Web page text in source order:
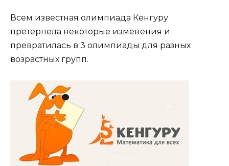
Всем известная олимпиада Кенгуру
претерпела некоторые изменения и
превратилась в 3 олимпиады для разных
возрастных групп.